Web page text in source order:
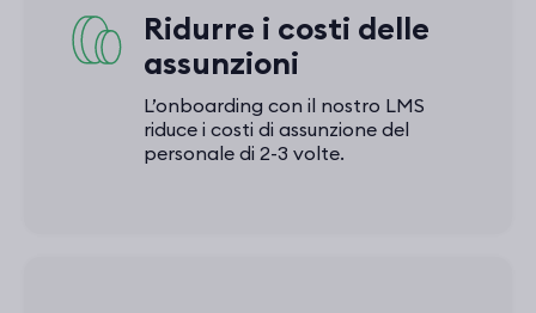
Ridurre i costi delle
assunzioni
L’onboarding con il nostro LMS
riduce i costi di assunzione del
personale di 2-3 volte.